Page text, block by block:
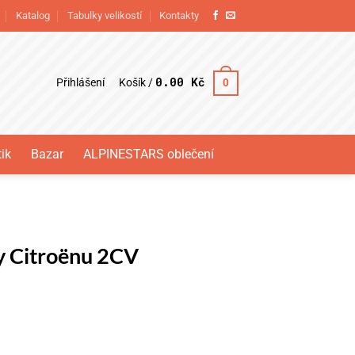
Katalog Tabulky velikostí Kontakty
Přihlášení Košík / 0.00 Kč 0
Bazar ALPINESTARS oblečení
Citroënu 2CV
množství